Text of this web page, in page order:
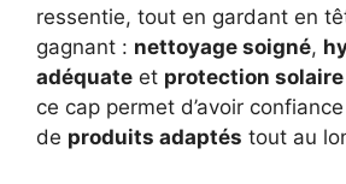
ressentie, tout en gardant en
gagnant : nettoyage soigné,
adéquate et protection
ce cap permet d’avoir
de produits adaptés tout au